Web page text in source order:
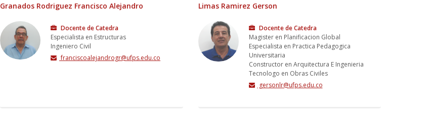
Granados Rodriguez Francisco Alejandro
Docente de Catedra
Especialista en Estructuras
Ingeniero Civil
franciscoalejandrogr@ufps.edu.co
Limas Ramirez Gerson
Docente de Catedra
Magister en Planificacion Global
Especialista en Practica Pedagogica
Universitaria
Constructor en Arquitectura E Ingenieria
Tecnologo en Obras Civiles
gersonlr@ufps.edu.co